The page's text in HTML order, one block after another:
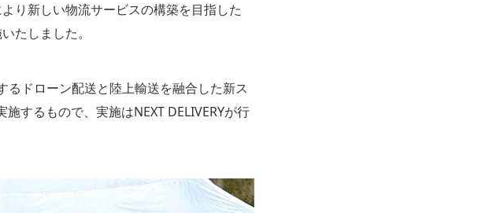
り新しい物流サービスの構築を目指した
たしました。
ドローン配送と陸上輸送を融合した新ス
するもので、実施はNEXT DELIVERYが行